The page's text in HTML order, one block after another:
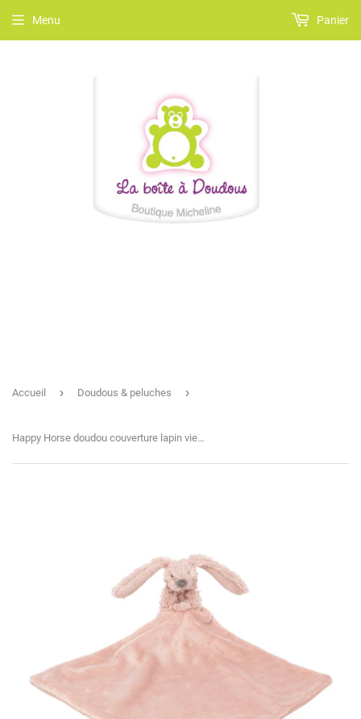
Menu Panier
Accueil › Doudous & peluches ›
Happy Horse doudou couverture lapin vieux rose 134355